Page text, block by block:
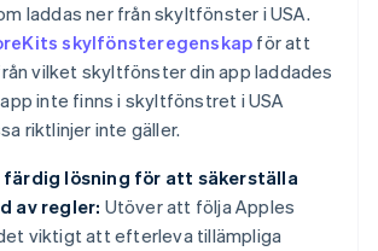
laddas ner från skyltfönster i USA.
skylfönsteregenskapför att
vilket skyltfönster din app laddades
app inte finns i skyltfönstret i USA
riktlinjer inte gäller.
färdig lösning för att säkerställa
av regler: Utöver att följa Apples
viktigt att efterleva tillämpliga